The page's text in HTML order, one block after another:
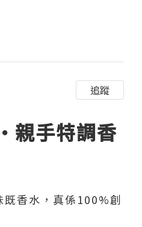
追蹤
親手特調香
香水，真係100%創